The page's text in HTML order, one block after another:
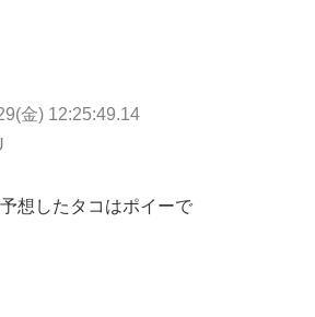
金) 12:25:49.14
想したタコはポイーで